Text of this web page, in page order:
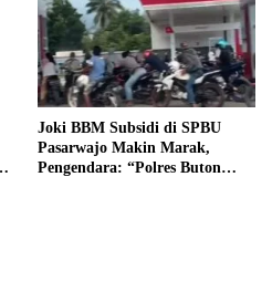
Joki BBM Subsidi di SPBU
Pasarwajo Makin Marak,
Pengendara: “Polres Buton